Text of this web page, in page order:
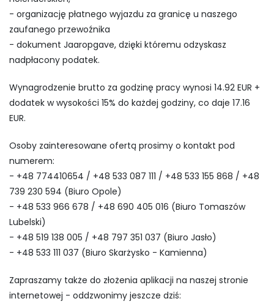
- organizację płatnego wyjazdu za granicę u naszego
zaufanego przewoźnika
- dokument Jaaropgave, dzięki któremu odzyskasz
nadpłacony podatek.
Wynagrodzenie brutto za godzinę pracy wynosi 14.92 EUR +
dodatek w wysokości 15% do każdej godziny, co daje 17.16
EUR.
Osoby zainteresowane ofertą prosimy o kontakt pod
numerem:
- +48 774410654 / +48 533 087 111 / +48 533 155 868 / +48
739 230 594 (Biuro Opole)
- +48 533 966 678 / +48 690 405 016 (Biuro Tomaszów
Lubelski)
- +48 519 138 005 / +48 797 351 037 (Biuro Jasło)
- +48 533 111 037 (Biuro Skarżysko - Kamienna)
Zapraszamy także do złożenia aplikacji na naszej stronie
internetowej - oddzwonimy jeszcze dziś: